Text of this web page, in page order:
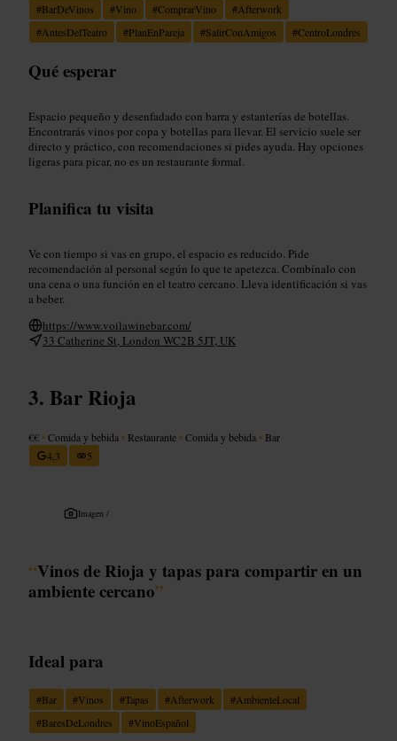
#BarDeVinos #Vino #ComprarVino #Afterwork
#AntesDelTeatro #PlanEnPareja #SalirConAmigos #CentroLondres
Qué esperar
Espacio pequeño y desenfadado con barra y estanterías de botellas.
Encontrarás vinos por copa y botellas para llevar. El servicio suele ser
directo y práctico, con recomendaciones si pides ayuda. Hay opciones
ligeras para picar, no es un restaurante formal.
Planifica tu visita
Ve con tiempo si vas en grupo, el espacio es reducido. Pide
recomendación al personal según lo que te apetezca. Combínalo con
una cena o una función en el teatro cercano. Lleva identificación si vas
a beber.
https://www.voilawinebar.com/
33 Catherine St, London WC2B 5JT, UK
Bar Rioja
€€ •Comida y bebida • Restaurante •Comida y bebida • Bar
4,3
5
Imagen /
“Vinos de Rioja y tapas para compartir en un
ambiente cercano”
Ideal para
#Bar #Vinos #Tapas #Afterwork #AmbienteLocal
#BaresDeLondres #VinoEspañol